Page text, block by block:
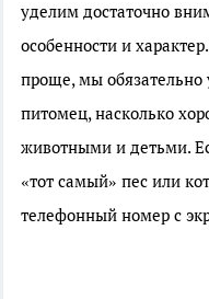
уделим достаточно
особенности и
проще, мы обязательно
питомец, насколько
животными и детьми.
«тот самый» пес или
телефонный номер с